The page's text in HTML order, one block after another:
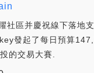
社區并慶祝線下落地
發起了每日預算
的交易大賽.